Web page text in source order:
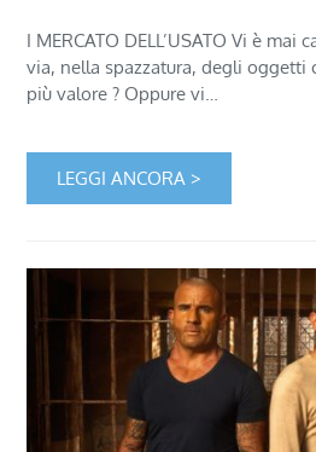
I MERCATO DELL’USATO Vi è
via, nella spazzatura, degli oggetti
più valore ? Oppure vi…
LEGGI ANCORA >